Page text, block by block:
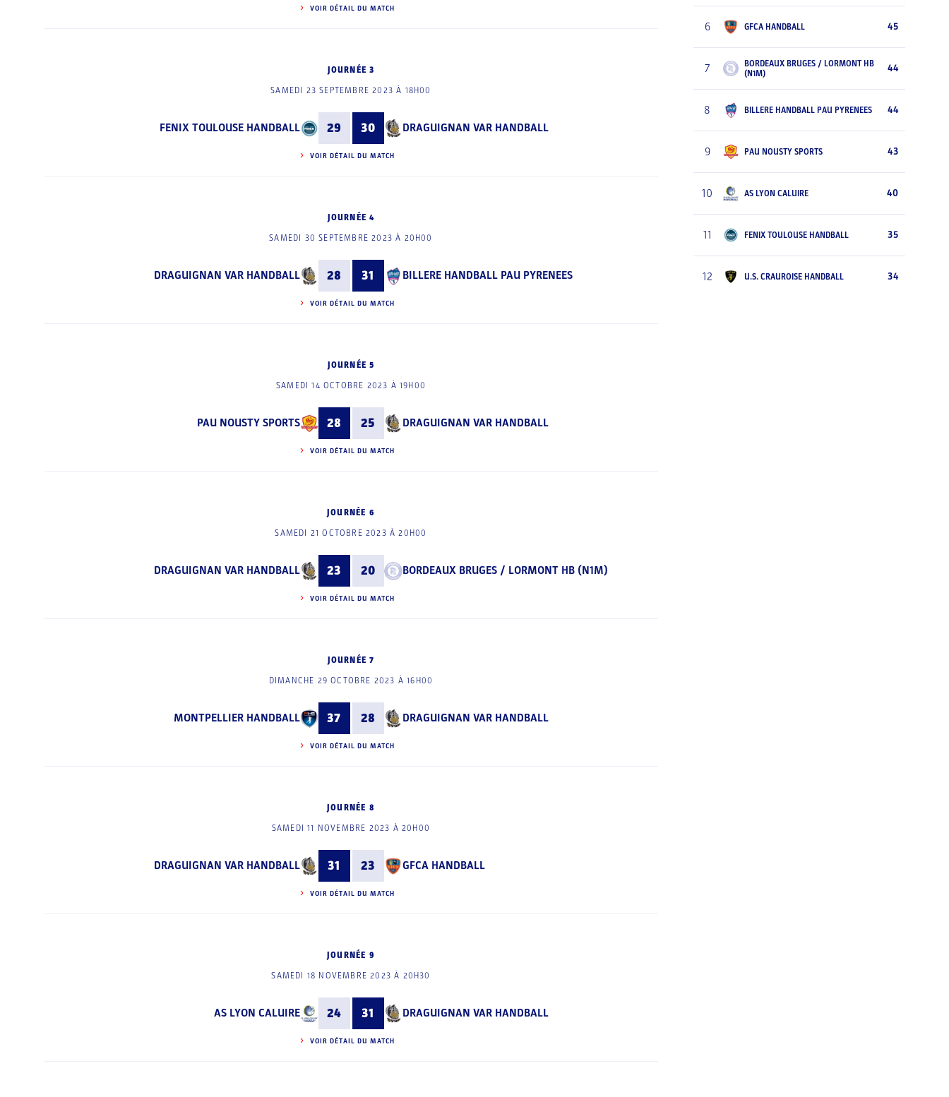
VOIR DÉTAIL DU MATCH
JOURNÉE 3
SAMEDI 23 SEPTEMBRE 2023 À 18H00
FENIX TOULOUSE HANDBALL 29 30 DRAGUIGNAN VAR HANDBALL
VOIR DÉTAIL DU MATCH
JOURNÉE 4
SAMEDI 30 SEPTEMBRE 2023 À 20H00
DRAGUIGNAN VAR HANDBALL 28 31 BILLERE HANDBALL PAU PYRENEES
VOIR DÉTAIL DU MATCH
JOURNÉE 5
SAMEDI 14 OCTOBRE 2023 À 19H00
PAU NOUSTY SPORTS 28 25 DRAGUIGNAN VAR HANDBALL
VOIR DÉTAIL DU MATCH
JOURNÉE 6
SAMEDI 21 OCTOBRE 2023 À 20H00
DRAGUIGNAN VAR HANDBALL 23 20 BORDEAUX BRUGES / LORMONT HB (N1M)
VOIR DÉTAIL DU MATCH
JOURNÉE 7
DIMANCHE 29 OCTOBRE 2023 À 16H00
MONTPELLIER HANDBALL 37 28 DRAGUIGNAN VAR HANDBALL
VOIR DÉTAIL DU MATCH
JOURNÉE 8
SAMEDI 11 NOVEMBRE 2023 À 20H00
DRAGUIGNAN VAR HANDBALL 31 23 GFCA HANDBALL
VOIR DÉTAIL DU MATCH
JOURNÉE 9
SAMEDI 18 NOVEMBRE 2023 À 20H30
AS LYON CALUIRE 24 31 DRAGUIGNAN VAR HANDBALL
VOIR DÉTAIL DU MATCH
6 GFCA HANDBALL 45
7
BORDEAUX BRUGES / LORMONT HB
(N1M)
44
8 BILLERE HANDBALL PAU PYRENEES 44
9 PAU NOUSTY SPORTS 43
10 AS LYON CALUIRE 40
11 FENIX TOULOUSE HANDBALL 35
12 U.S. CRAUROISE HANDBALL 34